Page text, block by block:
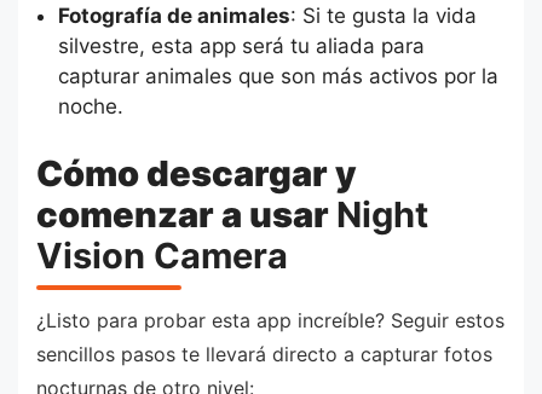
Fotografía de animales: Si te gusta la vida
silvestre, esta app será tu aliada para
capturar animales que son más activos por la
noche.
Cómo descargar y
comenzar a usar Night
Vision Camera
¿Listo para probar esta app increíble? Seguir estos
sencillos pasos te llevará directo a capturar fotos
nocturnas de otro nivel: